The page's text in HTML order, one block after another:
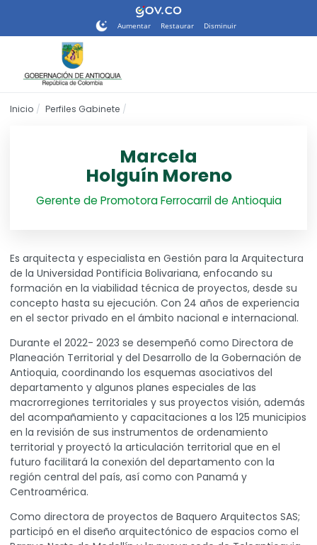
sitio
de
Aumentar Restaurar Disminuir
Inicio Perfiles Gabinete
Marcela
Holguín Moreno
Gerente de Promotora Ferrocarril de Antioquia
Es arquitecta y especialista en Gestión para la Arquitectura
de la Universidad Pontificia Bolivariana, enfocando su
formación en la viabilidad técnica de proyectos, desde su
concepto hasta su ejecución. Con 24 años de experiencia
en el sector privado en el ámbito nacional e internacional.
Durante el 2022- 2023 se desempeñó como Directora de
Planeación Territorial y del Desarrollo de la Gobernación de
Antioquia, coordinando los esquemas asociativos del
departamento y algunos planes especiales de las
macrorregiones territoriales y sus proyectos visión, además
del acompañamiento y capacitaciones a los 125 municipios
en la revisión de sus instrumentos de ordenamiento
territorial y proyectó la articulación territorial que en el
futuro facilitará la conexión del departamento con la
región central del país, así como con Panamá y
Centroamérica.
Como directora de proyectos de Baquero Arquitectos SAS;
participó en el diseño arquitectónico de espacios como el